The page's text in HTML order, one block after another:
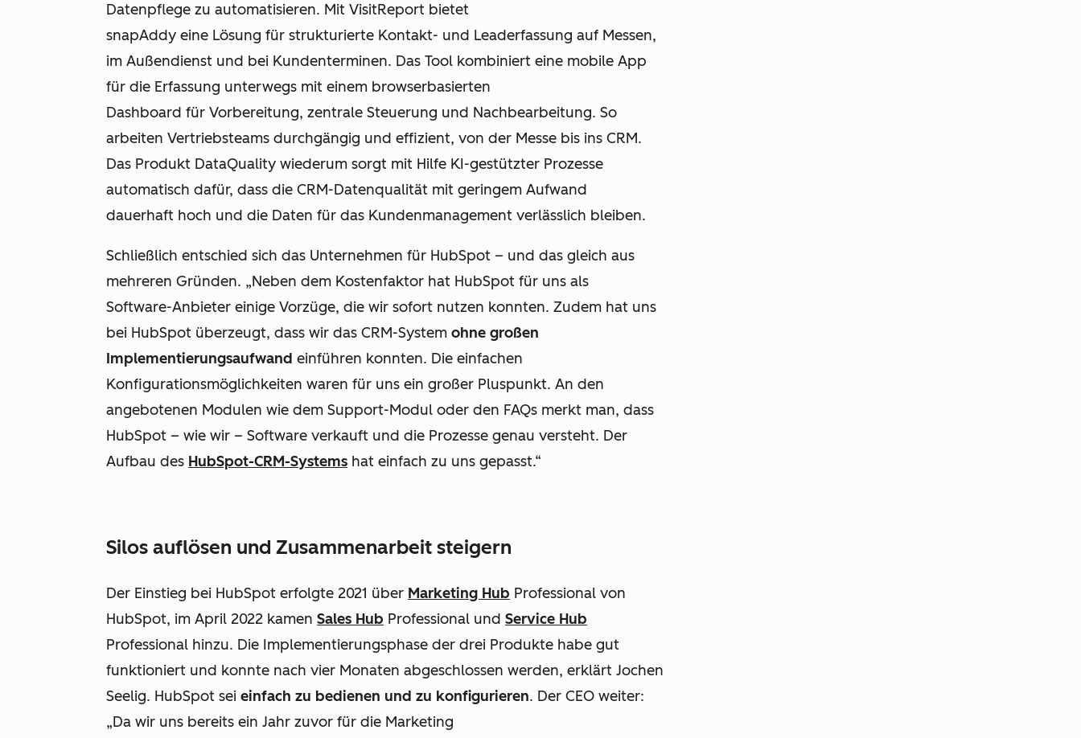
Datenpflege zu automatisieren. Mit VisitReport bietet
snapAddy eine Lösung für strukturierte Kontakt- und Leaderfassung auf Messen,
im Außendienst und bei Kundenterminen. Das Tool kombiniert eine mobile App
für die Erfassung unterwegs mit einem browserbasierten
Dashboard für Vorbereitung, zentrale Steuerung und Nachbearbeitung. So
arbeiten Vertriebsteams durchgängig und effizient, von der Messe bis ins CRM.
Das Produkt DataQuality wiederum sorgt mit Hilfe KI-gestützter Prozesse
automatisch dafür, dass die CRM-Datenqualität mit geringem Aufwand
dauerhaft hoch und die Daten für das Kundenmanagement verlässlich bleiben.
Schließlich entschied sich das Unternehmen für HubSpot – und das gleich aus
mehreren Gründen. „Neben dem Kostenfaktor hat HubSpot für uns als
Software-Anbieter einige Vorzüge, die wir sofort nutzen konnten. Zudem hat uns
bei HubSpot überzeugt, dass wir das CRM-System ohne großen
Implementierungsaufwand einführen konnten. Die einfachen
Konfigurationsmöglichkeiten waren für uns ein großer Pluspunkt. An den
angebotenen Modulen wie dem Support-Modul oder den FAQs merkt man, dass
HubSpot – wie wir − Software verkauft und die Prozesse genau versteht. Der
Aufbau des HubSpot-CRM-Systems hat einfach zu uns gepasst.“
Silos auflösen und Zusammenarbeit steigern
Der Einstieg bei HubSpot erfolgte 2021 über Marketing Hub Professional von
HubSpot, im April 2022 kamen Sales Hub Professional und Service Hub
Professional hinzu. Die Implementierungsphase der drei Produkte habe gut
funktioniert und konnte nach vier Monaten abgeschlossen werden, erklärt Jochen
Seelig. HubSpot sei einfach zu bedienen und zu konfigurieren. Der CEO weiter:
„Da wir uns bereits ein Jahr zuvor für die Marketing